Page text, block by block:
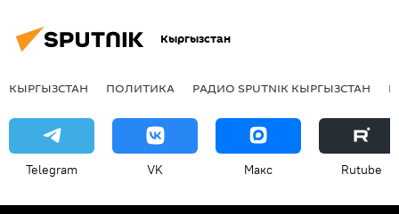
Кыргызстан
КЫРГЫЗСТАН ПОЛИТИКА РАДИО SPUTNIK КЫРГЫЗСТАН
Telegram VK Макс Rutube